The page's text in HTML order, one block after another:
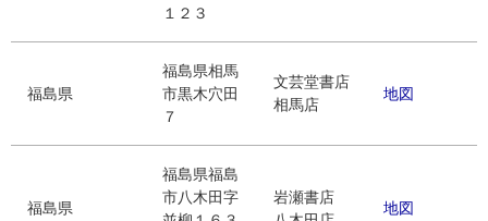
１２３
福島県
福島県相馬
市黒木穴田
７
文芸堂書店
相馬店
地図
福島県
福島県福島
市八木田字
岩瀬書店
地図